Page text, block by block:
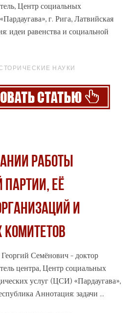
Центр социальных
г. Рига, Латвийская
идеи равенства и социальной
НАУКИ
РАБОТЫ
ЕЁ
И
Семёнович - доктор
центра, Центр социальных
услуг (ЦСИ) «Пардаугава»,
Аннотация: задачи ...